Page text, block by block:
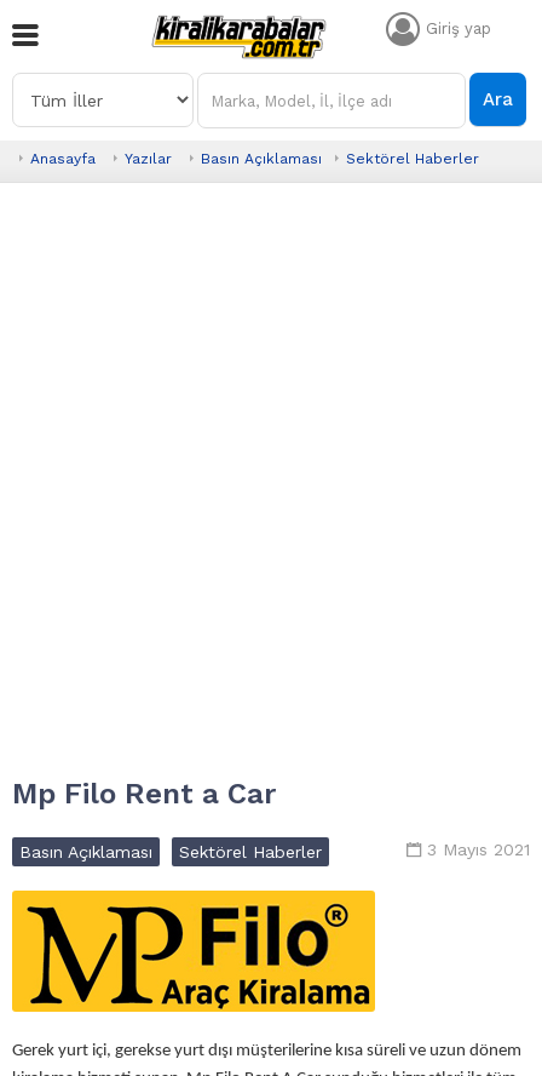
Giriş yap
Ara
Anasayfa Yazılar Basın Açıklaması Sektörel Haberler
Mp Filo Rent a Car
3 Mayıs 2021
Basın Açıklaması Sektörel Haberler
Gerek yurt içi, gerekse yurt dışı müşterilerine kısa süreli ve uzun dönem